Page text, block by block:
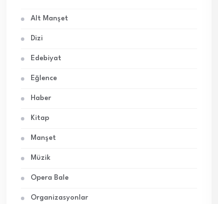
Alt Manşet
Dizi
Edebiyat
Eğlence
Haber
Kitap
Manşet
Müzik
Opera Bale
Organizasyonlar